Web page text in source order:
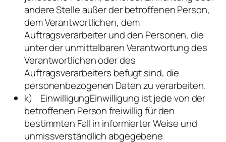
andere Stelle außer der betroffenen Person,
dem Verantwortlichen, dem
Auftragsverarbeiter und den Personen, die
unter der unmittelbaren Verantwortung des
Verantwortlichen oder des
Auftragsverarbeiters befugt sind, die
personenbezogenen Daten zu verarbeiten.
k) EinwilligungEinwilligung ist jede von der
betroffenen Person freiwillig für den
bestimmten Fall in informierter Weise und
unmissverständlich abgegebene